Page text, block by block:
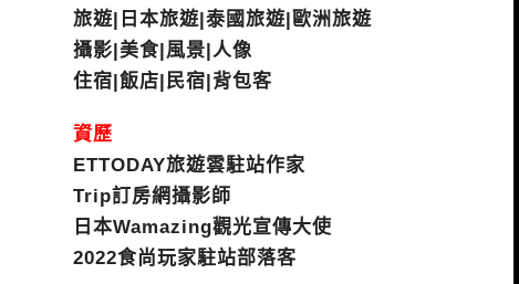
旅遊|日本旅遊|泰國旅遊|歐洲旅遊
攝影|美食|風景|人像
住宿|飯店|民宿|背包客
資歷
ETTODAY旅遊雲駐站作家
Trip訂房網攝影師
日本Wamazing觀光宣傳大使
2022食尚玩家駐站部落客